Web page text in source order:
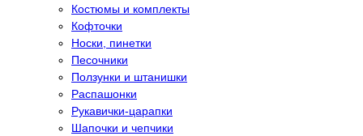
Костюмы и комплекты
Кофточки
Носки, пинетки
Песочники
Ползунки и штанишки
Распашонки
Рукавички-царапки
Шапочки и чепчики